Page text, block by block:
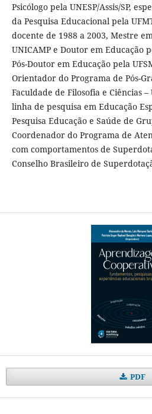
Psicólogo pela UNESP/Assis/SP,
da Pesquisa Educacional pela
docente de 1988 a 2003, Mestre
UNICAMP e Doutor em Educação
Pós-Doutor em Educação pela
Orientador do Programa de Pós-
Faculdade de Filosofia e Ciências –
linha de pesquisa em Educação
Pesquisa Educação e Saúde de
Coordenador do Programa de
com comportamentos de
Conselho Brasileiro de
PDF